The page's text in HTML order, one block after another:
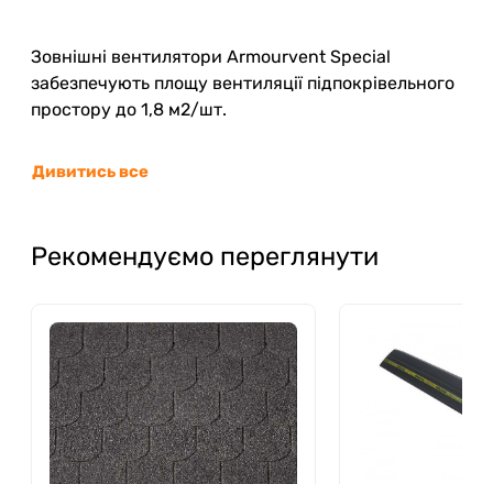
Зовнішні вентилятори Armourvent Special
забезпечують площу вентиляції підпокрівельного
простору до 1,8 м2/шт.
Дивитись все
Рекомендуємо переглянути